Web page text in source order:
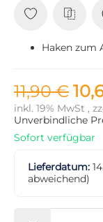
Haken zum
11,90 €
inkl. 19% MwSt ,
Unverbindliche
Sofort verfügbar
Lieferdatum:
abweichend)